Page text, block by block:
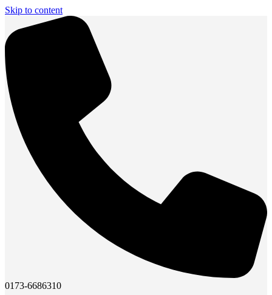
Skip to content
0173-6686310